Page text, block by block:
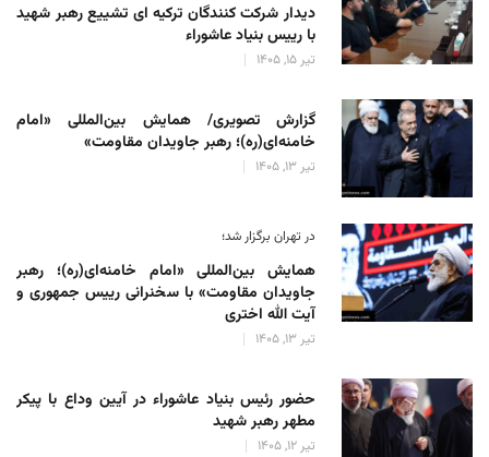
دیدار شرکت کنندگان ترکیه ای تشییع رهبر شهید
با رییس بنیاد عاشوراء
تیر 15, 1405
گزارش تصویری/ همایش بین‌المللی «امام
خامنه‌ای(ره)؛ رهبر جاویدان مقاومت»
تیر 13, 1405
در تهران برگزار شد؛
همایش بین‌المللی «امام خامنه‌ای(ره)؛ رهبر
جاویدان مقاومت» با سخنرانی رییس جمهوری و
آیت الله اختری
تیر 13, 1405
حضور رئیس‌ بنیاد عاشوراء در آیین وداع با پیکر
مطهر رهبر شهید
تیر 12, 1405